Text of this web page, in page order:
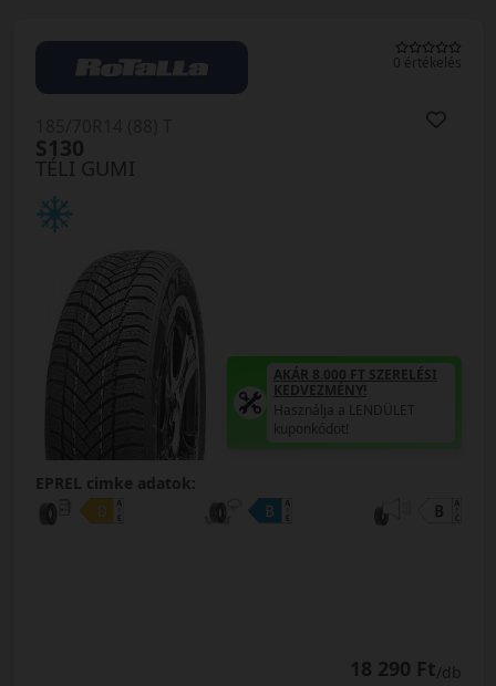
0 értékelés
TÉLI GUMI
S130
AKÁR 8.000 FT SZERELÉSI
KEDVEZMÉNY!
Használja a LENDÜLET
kuponkódot!
EPREL cimke adatok:
18 290 Ft/db